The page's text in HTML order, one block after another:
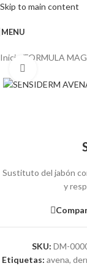
Skip to main content
MENU
Inicio /FORMULA
Sustituto del jabón
y
SKU: DM-
Etiquetas: avena,